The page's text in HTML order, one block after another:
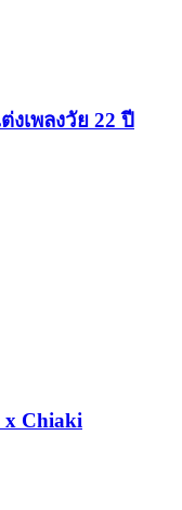
เพลงวัย 22 ปี
x Chiaki